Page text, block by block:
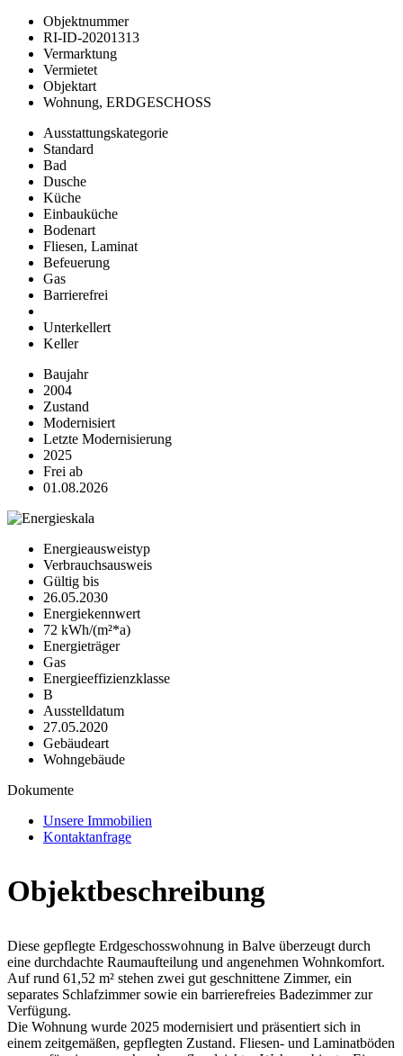
Objektnummer
RI-ID-20201313
Vermarktung
Vermietet
Objektart
Wohnung, ERDGESCHOSS
Ausstattungskategorie
Standard
Bad
Dusche
Küche
Einbauküche
Bodenart
Fliesen, Laminat
Befeuerung
Gas
Barrierefrei
Unterkellert
Keller
Baujahr
2004
Zustand
Modernisiert
Letzte Modernisierung
2025
Frei ab
01.08.2026
Energieausweistyp
Verbrauchsausweis
Gültig bis
26.05.2030
Energiekennwert
72 kWh/(m²*a)
Energieträger
Gas
Energieeffizienzklasse
B
Ausstelldatum
27.05.2020
Gebäudeart
Wohngebäude
Dokumente
Unsere Immobilien
Kontaktanfrage
Objektbeschreibung
Diese gepflegte Erdgeschosswohnung in Balve überzeugt durch
eine durchdachte Raumaufteilung und angenehmen Wohnkomfort.
Auf rund 61,52 m² stehen zwei gut geschnittene Zimmer, ein
separates Schlafzimmer sowie ein barrierefreies Badezimmer zur
Verfügung.
Die Wohnung wurde 2025 modernisiert und präsentiert sich in
einem zeitgemäßen, gepflegten Zustand. Fliesen- und Laminatböden